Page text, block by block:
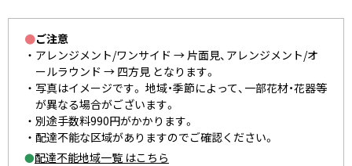
●ご注意
アレンジメント/ワンサイド → 片面見、アレンジメント/オ
ールラウンド → 四方見 となります。
写真はイメージです。 地域・季節によって、一部花材・花器等
が異なる場合がございます。
別途手数料990円がかかります。
配達不能な区域がありますのでご確認ください。
●配達不能地域一覧 はこちら